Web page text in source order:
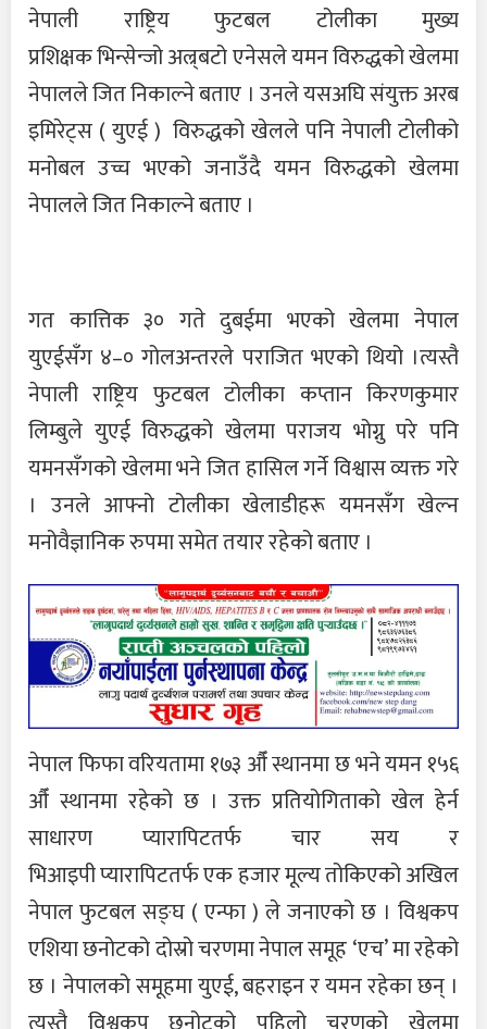
नेपाली राष्ट्रिय फुटबल टोलीका मुख्य
प्रशिक्षक भिन्सेन्जो अल्र्बटो एनेसले यमन विरुद्धको खेलमा
नेपालले जित निकाल्ने बताए । उनले यसअघि संयुक्त अरब
इमिरेट्स ( युएई ) विरुद्धको खेलले पनि नेपाली टोलीको
मनोबल उच्च भएको जनाउँदै यमन विरुद्धको खेलमा
नेपालले जित निकाल्ने बताए ।
गत कात्तिक ३० गते दुबईमा भएको खेलमा नेपाल
युएईसँग ४–० गोलअन्तरले पराजित भएको थियो ।त्यस्तै
नेपाली राष्ट्रिय फुटबल टोलीका कप्तान किरणकुमार
लिम्बुले युएई विरुद्धको खेलमा पराजय भोग्नु परे पनि
यमनसँगको खेलमा भने जित हासिल गर्ने विश्वास व्यक्त गरे
। उनले आफ्नो टोलीका खेलाडीहरू यमनसँग खेल्न
मनोवैज्ञानिक रुपमा समेत तयार रहेको बताए ।
नेपाल फिफा वरियतामा १७३ औँ स्थानमा छ भने यमन १५६
औँ स्थानमा रहेको छ । उक्त प्रतियोगिताको खेल हेर्न
साधारण प्यारापिटतर्फ चार सय र
भिआइपी प्यारापिटतर्फ एक हजार मूल्य तोकिएको अखिल
नेपाल फुटबल सङ्घ ( एन्फा ) ले जनाएको छ । विश्वकप
एशिया छनोटको दोस्रो चरणमा नेपाल समूह ‘एच’ मा रहेको
छ । नेपालको समूहमा युएई, बहराइन र यमन रहेका छन् ।